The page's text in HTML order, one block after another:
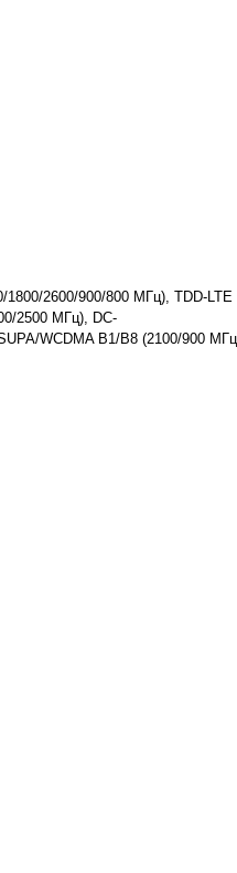
1800/2600/900/800 МГц), TDD-LTE
2500 МГц), DC-
WCDMA B1/B8 (2100/900